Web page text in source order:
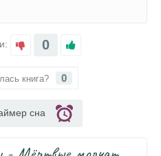
0
книга? 0
сна